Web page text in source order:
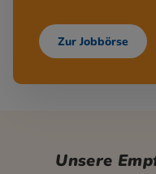
Zur Jobbörse
Unsere